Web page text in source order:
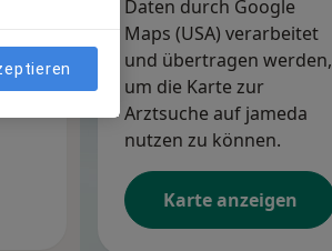
Daten durch Google
Maps (USA) verarbeitet
und übertragen werden,
um die Karte zur
Arztsuche auf jameda
nutzen zu können.
Karte anzeigen